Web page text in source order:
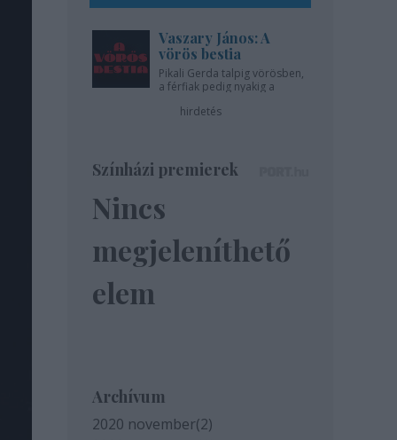
Vaszary János: A
vörös bestia
Pikali Gerda talpig vörösben,
a férfiak pedig nyakig a
hirdetés
Színházi premierek
Nincs
megjeleníthető
elem
Archívum
2020 november(2)